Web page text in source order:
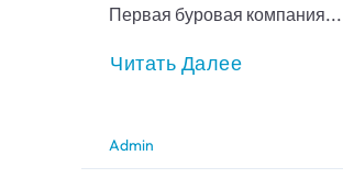
Первая буровая компания...
Читать Далее
Admin